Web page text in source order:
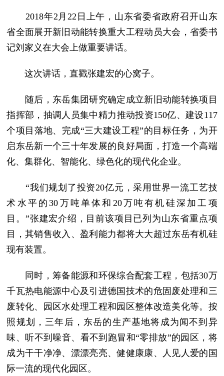
2018年2月22日上午，山东省委省政府召开山东
省全面展开新旧动能转换重大工程动员大会，省委书
记刘家义在大会上做重要讲话。
这次讲话，直戳张建宏的心窝子。
随后，东岳集团研究确定成立新旧动能转换项目
指挥部，抽调人员集中精力推动投资150亿、建设117
个项目落地、完成“三大建设工程”的目标任务，为开
启东岳新一个三十年发展的良好局面，打造一个高端
化、集群化、智能化、绿色化的现代化企业。
“我们规划了投资20亿元，采用世界一流工艺技
术水平的30万吨单体和20万吨有机硅深加工项
目。”张建宏介绍，目前该项目已列为山东省重点项
目，其销售收入、盈利能力都将大大超过东岳有机硅
现有装置。
同时，筹备能源和环保综合配套工程，包括30万
千瓦热电能源中心及引进德国技术的危固废处理和三
废转化、园区水处理工程和园区整体改造美化等。按
照规划，三年后，东岳的生产基地将成为闻不到异
味、听不到噪音、看不到跑冒和“零排放”的园区，将
成为干干净净、漂漂亮亮、健健康康、人见人爱的国
际一流的现代化园区。